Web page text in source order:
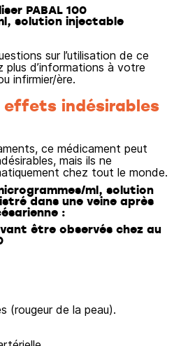
PABAL 100
solution injectable
sur l’utilisation de ce
plus d’informations à votre
infirmier/ère.
effets indésirables
ce médicament peut
mais ils ne
chez tout le monde.
ml, solution
dans une veine après
:
être observés chez au
(rougeur de la peau).